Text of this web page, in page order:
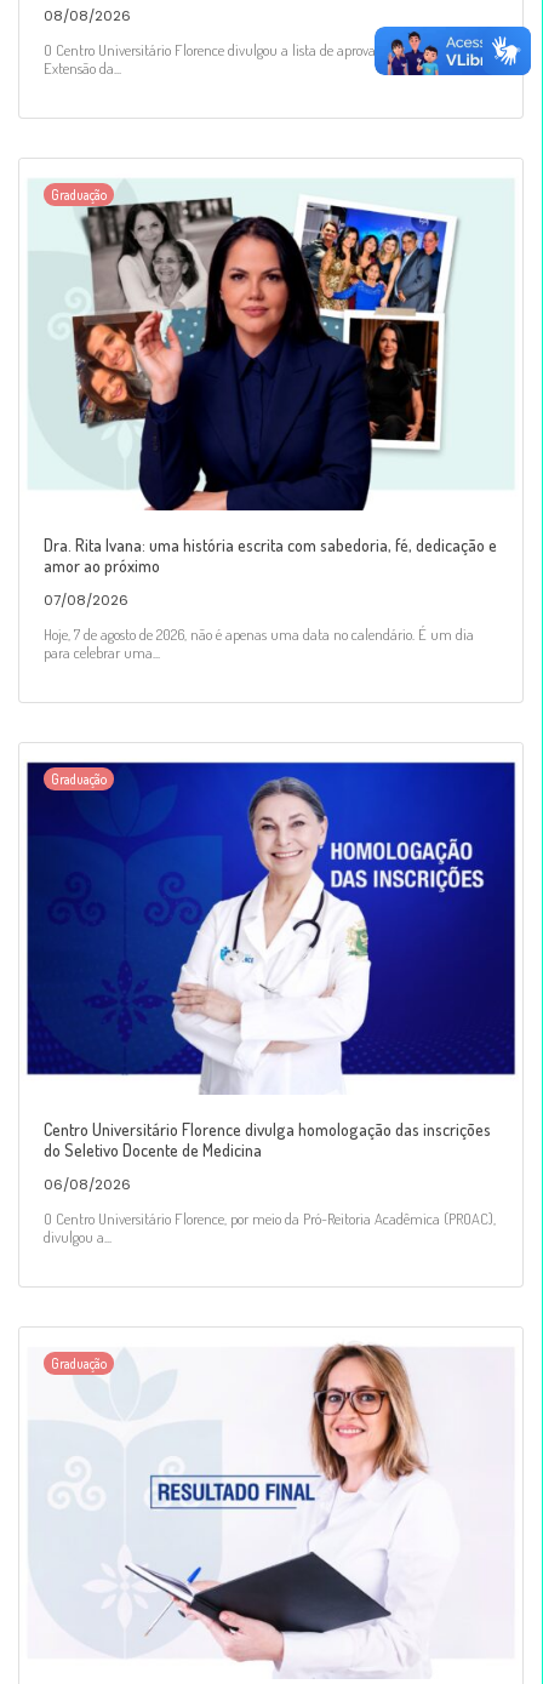
08/08/2026
O Centro Universitário Florence divulgou a lista de aprovadas para o Projeto de
Extensão da...
Graduação
Dra. Rita Ivana: uma história escrita com sabedoria, fé, dedicação e
amor ao próximo
07/08/2026
Hoje, 7 de agosto de 2026, não é apenas uma data no calendário. É um dia
para celebrar uma...
Graduação
Centro Universitário Florence divulga homologação das inscrições
do Seletivo Docente de Medicina
06/08/2026
O Centro Universitário Florence, por meio da Pró-Reitoria Acadêmica (PROAC),
divulgou a...
Graduação